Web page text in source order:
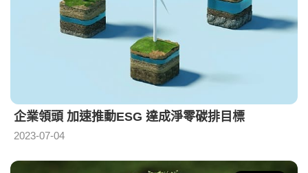
企業領頭 加速推動ESG 達成淨零碳排目標
2023-07-04